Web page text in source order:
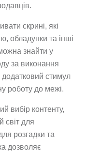
скрині, які
обладунки та інші
знайти у
за виконання
стимул
роботу до межі.
вибір контенту,
світ для
розгадки та
дозволяє